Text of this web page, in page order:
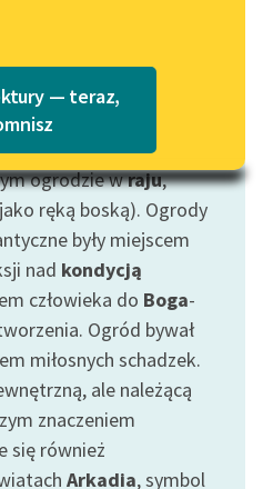
Katalog w formacie PDF
— teraz,
przyrody. Tworzenie
trzeba pamiętać też
ogrodzie wraju,
ręką boską). Ogrody
były miejscem
nad kondycją
człowieka do Boga-
Ogród bywał
miłosnych schadzek.
ale należącą
znaczeniem
się również
Arkadia, symbol